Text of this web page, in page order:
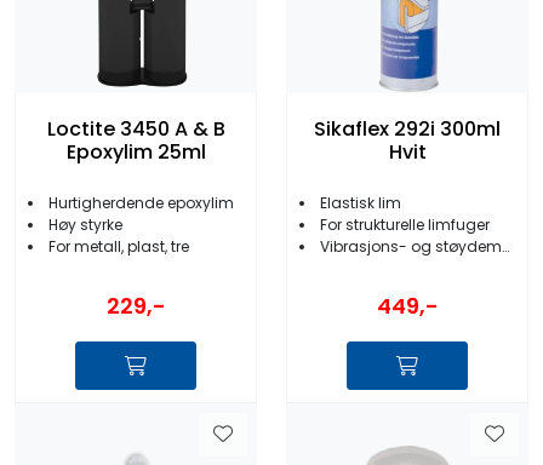
Loctite 3450 A & B
Epoxylim 25ml
Hurtigherdende epoxylim
Høy styrke
For metall, plast, tre
229,-
Sikaflex 292i 300ml
Hvit
Elastisk lim
For strukturelle limfuger
Vibrasjons- og støydempende
449,-